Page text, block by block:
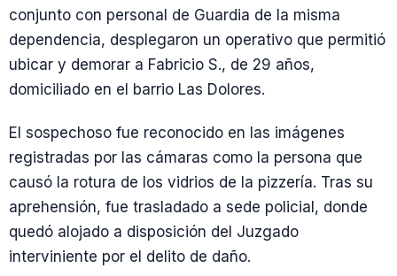
conjunto con personal de Guardia de la misma
dependencia, desplegaron un operativo que permitió
ubicar y demorar a Fabricio S., de 29 años,
domiciliado en el barrio Las Dolores.
El sospechoso fue reconocido en las imágenes
registradas por las cámaras como la persona que
causó la rotura de los vidrios de la pizzería. Tras su
aprehensión, fue trasladado a sede policial, donde
quedó alojado a disposición del Juzgado
interviniente por el delito de daño.